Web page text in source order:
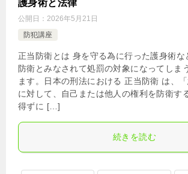
護身術と法律
公開日： 2026年5月21日
防犯講座
正当防衛とは 身を守る為に行った護身術な
防衛とみなされて処罰の対象になってしま
ます。日本の刑法における 正当防衛 は、
に対して、自己または他人の権利を防衛す
得ずに […]
続きを読む